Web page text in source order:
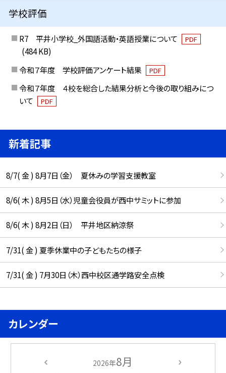
学校評価
R7 平井小学校_外国語活動・英語授業について PDF
(484 KB)
令和７年度 学校評価アンケート結果
PDF
令和７年度 ４校を総合した結果分析と今後の取り組みにつ
いて
PDF
新着記事
8/7( 金 ) 8月7日（金） 夏休みの学習支援教室
8/6( 木 ) 8月5日（水）児童会役員が西中サミットに参加
8/6( 木 ) 8月2日（日） 平井地区納涼祭
7/31( 金 ) 夏季休業中の子どもたちの様子
7/31( 金 ) 7月30日（木）西中校区通学路安全点検
カレンダー
2026年8月